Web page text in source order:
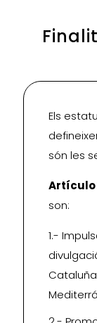
Els
són les
Artículo
son:
1.-